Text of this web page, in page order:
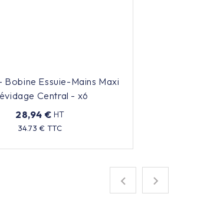
Bobine Essuie-Mains Maxi
Central - x6
28,94 € HT
34.73 € TTC
Prix
 